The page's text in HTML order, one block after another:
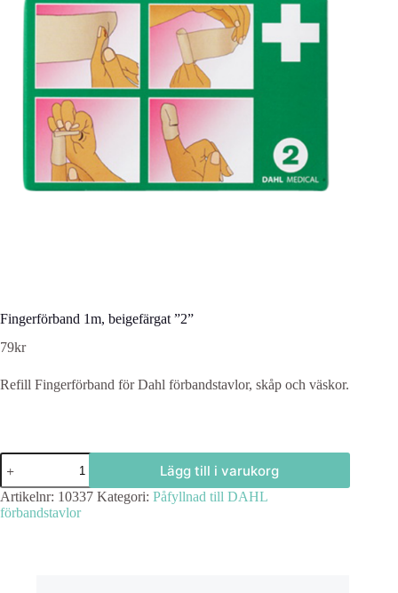
Fingerförband 1m, beigefärgat ”2”
79kr
Refill Fingerförband för Dahl förbandstavlor, skåp och väskor.
Fingerförband
1m,
beigefärgat
"2"
mängd
Lägg till i varukorg
Artikelnr: 10337 Kategori: Påfyllnad till DAHL
förbandstavlor